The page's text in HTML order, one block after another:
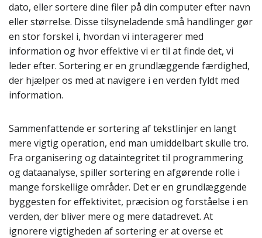
dato, eller sortere dine filer på din computer efter navn
eller størrelse. Disse tilsyneladende små handlinger gør
en stor forskel i, hvordan vi interagerer med
information og hvor effektive vi er til at finde det, vi
leder efter. Sortering er en grundlæggende færdighed,
der hjælper os med at navigere i en verden fyldt med
information.
Sammenfattende er sortering af tekstlinjer en langt
mere vigtig operation, end man umiddelbart skulle tro.
Fra organisering og dataintegritet til programmering
og dataanalyse, spiller sortering en afgørende rolle i
mange forskellige områder. Det er en grundlæggende
byggesten for effektivitet, præcision og forståelse i en
verden, der bliver mere og mere datadrevet. At
ignorere vigtigheden af sortering er at overse et